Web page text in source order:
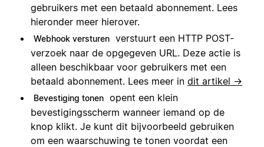
gebruikers met een betaald abonnement. Lees
hieronder meer hierover.
Webhook versturen verstuurt een HTTP POST-
verzoek naar de opgegeven URL. Deze actie is
alleen beschikbaar voor gebruikers met een
betaald abonnement. Lees meer in dit artikel →
Bevestiging tonen opent een klein
bevestigingsscherm wanneer iemand op de
knop klikt. Je kunt dit bijvoorbeeld gebruiken
om een waarschuwing te tonen voordat een